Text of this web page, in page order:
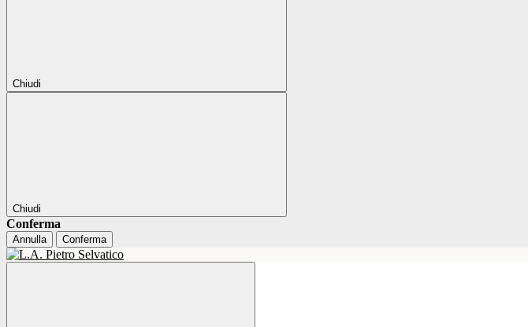
Chiudi
Chiudi
Conferma
Annulla Conferma